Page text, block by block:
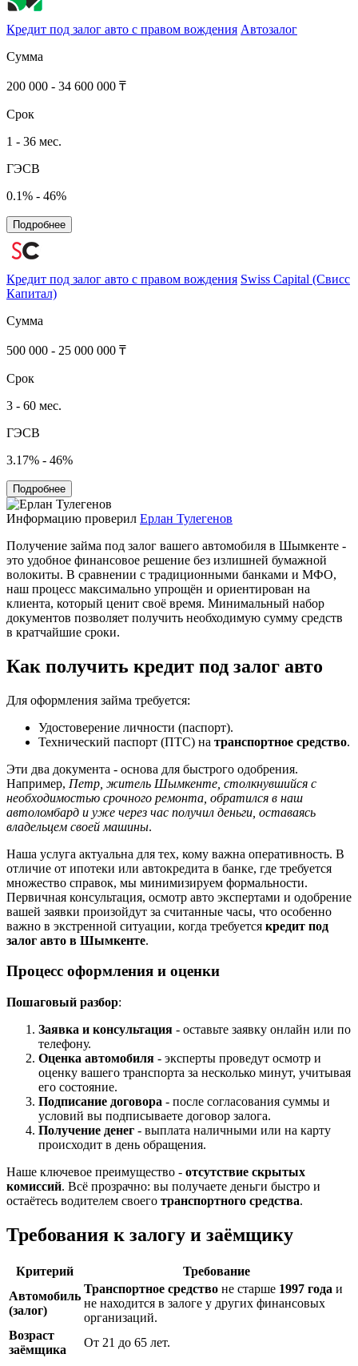
Кредит под залог авто с правом вождения Автозалог
Сумма
200 000 - 34 600 000 ₸
Срок
1 - 36 мес.
ГЭСВ
0.1% - 46%
Подробнее
Кредит под залог авто с правом вождения Swiss Сapital (Свисс
Капитал)
Сумма
500 000 - 25 000 000 ₸
Срок
3 - 60 мес.
ГЭСВ
3.17% - 46%
Подробнее
Информацию проверил Ерлан Тулегенов
Получение займа под залог вашего автомобиля в Шымкенте -
это удобное финансовое решение без излишней бумажной
волокиты. В сравнении с традиционными банками и МФО,
наш процесс максимально упрощён и ориентирован на
клиента, который ценит своё время. Минимальный набор
документов позволяет получить необходимую сумму средств
в кратчайшие сроки.
Как получить кредит под залог авто
Для оформления займа требуется:
Удостоверение личности (паспорт).
Технический паспорт (ПТС) на транспортное средство.
Эти два документа - основа для быстрого одобрения.
Например, Петр, житель Шымкенте, столкнувшийся с
необходимостью срочного ремонта, обратился в наш
автоломбард и уже через час получил деньги, оставаясь
владельцем своей машины.
Наша услуга актуальна для тех, кому важна оперативность. В
отличие от ипотеки или автокредита в банке, где требуется
множество справок, мы минимизируем формальности.
Первичная консультация, осмотр авто экспертами и одобрение
вашей заявки произойдут за считанные часы, что особенно
важно в экстренной ситуации, когда требуется кредит под
залог авто в Шымкенте.
Процесс оформления и оценки
Пошаговый разбор:
Заявка и консультация - оставьте заявку онлайн или по
телефону.
Оценка автомобиля - эксперты проведут осмотр и
оценку вашего транспорта за несколько минут, учитывая
его состояние.
Подписание договора - после согласования суммы и
условий вы подписываете договор залога.
Получение денег - выплата наличными или на карту
происходит в день обращения.
Наше ключевое преимущество - отсутствие скрытых
комиссий. Всё прозрачно: вы получаете деньги быстро и
остаётесь водителем своего транспортного средства.
Требования к залогу и заёмщику
Критерий
Требование
Автомобиль
(залог)
Транспортное средство не старше 1997 года и
не находится в залоге у других финансовых
организаций.
Возраст
заёмщика
От 21 до 65 лет.